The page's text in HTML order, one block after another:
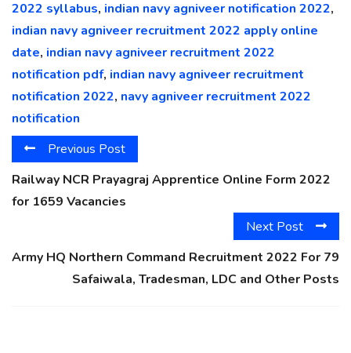
2022 syllabus, indian navy agniveer notification 2022,
indian navy agniveer recruitment 2022 apply online
date, indian navy agniveer recruitment 2022
notification pdf, indian navy agniveer recruitment
notification 2022, navy agniveer recruitment 2022
notification
Previous Post
Railway NCR Prayagraj Apprentice Online Form 2022
for 1659 Vacancies
Next Post
Army HQ Northern Command Recruitment 2022 For 79
Safaiwala, Tradesman, LDC and Other Posts